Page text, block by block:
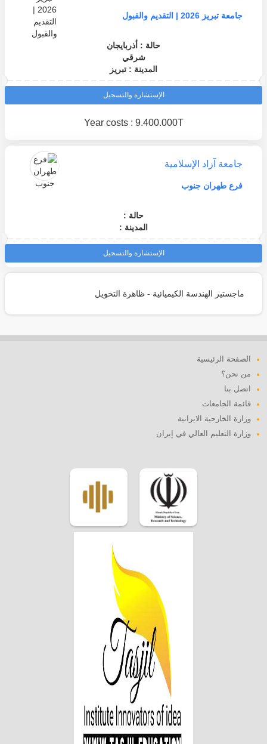
جامعة تبريز 2026 | التقديم والقبول
حالة : أذربايجان
شرقي
المدينة : تبريز
الإستشارة والتسجيل
Year costs : 9.400.000T
جامعة آزاد الإسلامية
فرع طهران جنوب
حالة :
المدينة :
الإستشارة والتسجيل
ماجستير الهندسة الكيميائية - ظاهرة التحويل
الصفحة الرئيسية
من نحن؟
اتصل بنا
قائمة الجامعات
وزارة الخارجية الايرانية
وزارة التعليم العالي في إيران